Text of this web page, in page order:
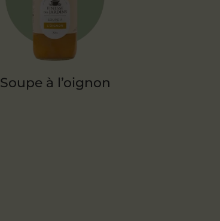
Soupe à l’oignon